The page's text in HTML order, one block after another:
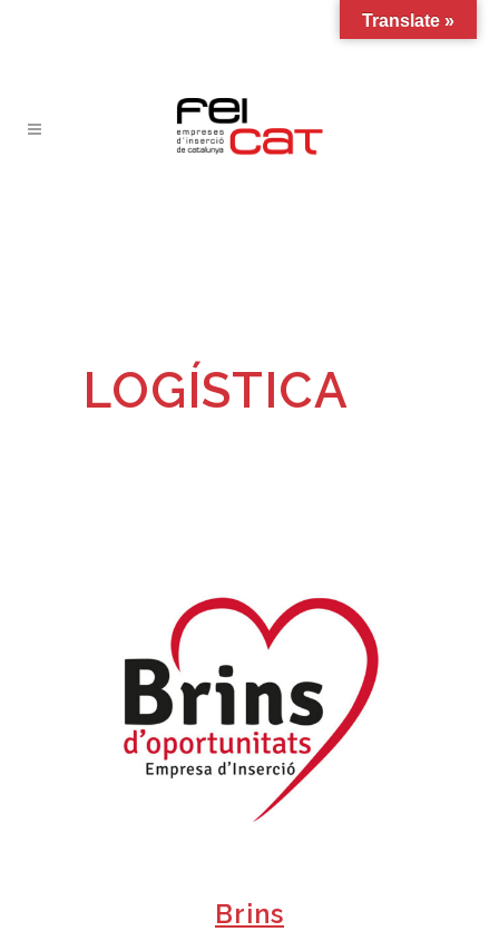
LOGÍSTICA
+
Brins
Translate »